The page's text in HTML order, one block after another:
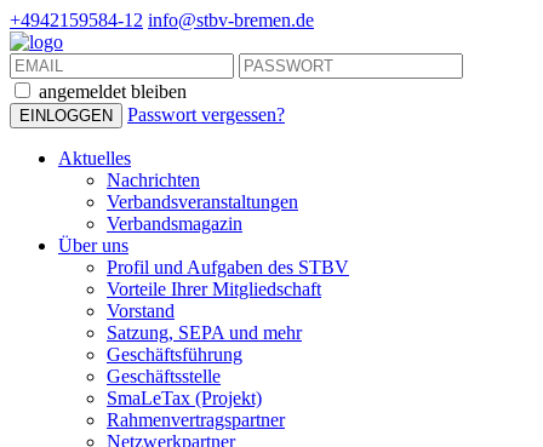
+4942159584-12 info@stbv-bremen.de
angemeldet bleiben
Passwort vergessen?
Aktuelles
Nachrichten
Verbandsveranstaltungen
Verbandsmagazin
Über uns
Profil und Aufgaben des STBV
Vorteile Ihrer Mitgliedschaft
Vorstand
Satzung, SEPA und mehr
Geschäftsführung
Geschäftsstelle
SmaLeTax (Projekt)
Rahmenvertragspartner
Netzwerkpartner